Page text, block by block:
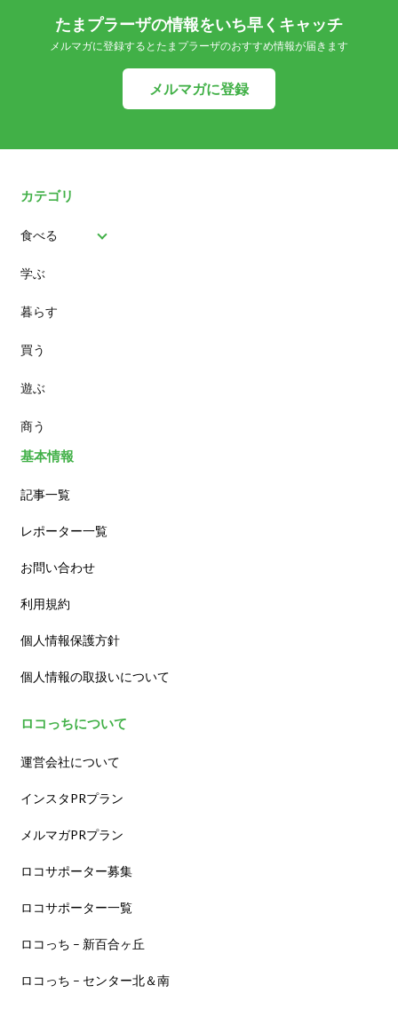
たまプラーザの情報をいち早くキャッチ
メルマガに登録するとたまプラーザのおすすめ情報が届きます
メルマガに登録
カテゴリ
食べる
パン
スイーツ
ランチ
カフェ
学ぶ
暮らす
買う
遊ぶ
商う
基本情報
記事一覧
レポーター一覧
お問い合わせ
利用規約
個人情報保護方針
個人情報の取扱いについて
ロコっちについて
運営会社について
インスタPRプラン
メルマガPRプラン
ロコサポーター募集
ロコサポーター一覧
ロコっち – 新百合ヶ丘
ロコっち – センター北＆南